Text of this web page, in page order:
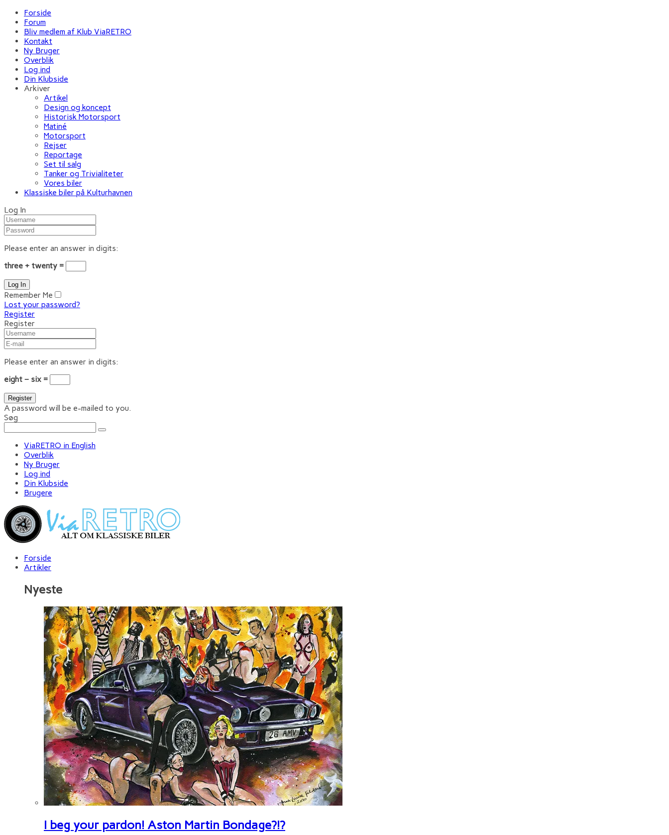
Forside
Forum
Bliv medlem af Klub ViaRETRO
Kontakt
Ny Bruger
Overblik
Log ind
Din Klubside
Arkiver
Artikel
Design og koncept
Historisk Motorsport
Matiné
Motorsport
Rejser
Reportage
Set til salg
Tanker og Trivialiteter
Vores biler
Klassiske biler på Kulturhavnen
Log In
Please enter an answer in digits:
three + twenty =
Remember Me
Lost your password?
Register
Register
Please enter an answer in digits:
eight − six =
A password will be e-mailed to you.
Søg
ViaRETRO in English
Overblik
Ny Bruger
Log ind
Din Klubside
Brugere
Forside
Artikler
Nyeste
I beg your pardon! Aston Martin Bondage?!?